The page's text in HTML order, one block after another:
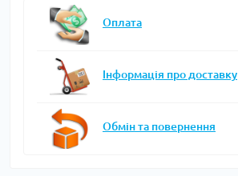
Оплата
Інформація про доставку
Обмін та повернення